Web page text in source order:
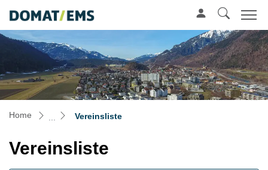
zur Startseite
Direkt zur Hauptnavigation
Direkt zum Inhalt
Direkt zur Suche
Direkt zum Stichwortverzeichnis
Mustergemeinde
Home Vereinsliste(ausgewählt)
Vereinsliste